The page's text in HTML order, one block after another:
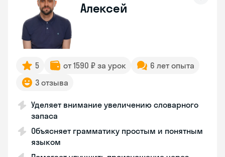
Алексей
5 от 1590 ₽ за урок
6 лет опыта
3 отзыва
Уделяет внимание увеличению словарного
запаса
Объясняет грамматику простым и понятным
языком